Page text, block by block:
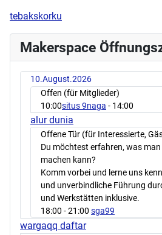
tebakskorku
Makerspace
10.August.2026
Offen (für Mitglieder)
10:00situs 9naga - 14:00
alur dunia
Offene Tür (für Interessierte,
Du möchtest erfahren, was man
machen kann?
Komm vorbei und lerne uns
und unverbindliche Führung
und Werkstätten inklusive.
18:00 - 21:00 sga99
wargaqq daftar